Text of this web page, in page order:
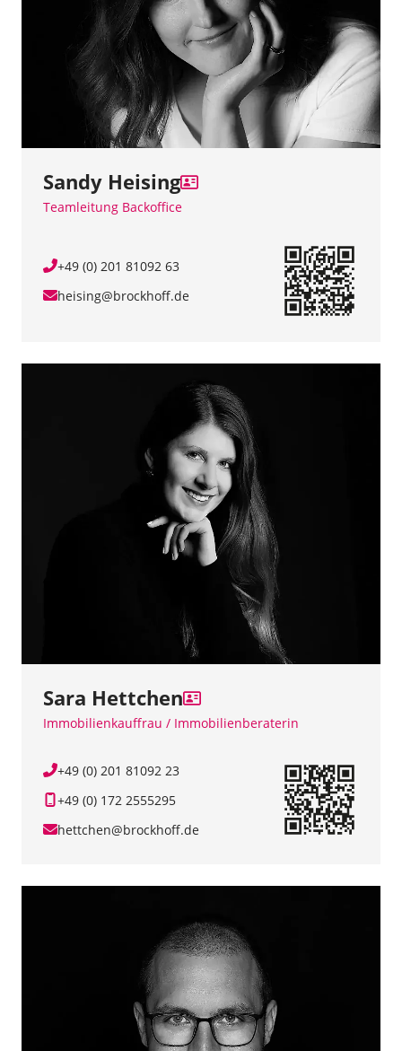
Sandy Heising
Teamleitung Backoffice
+49 (0) 201 81092 63
heising@brockhoff.de
Sara Hettchen
Immobilienkauffrau / Immobilienberaterin
+49 (0) 201 81092 23
+49 (0) 172 2555295
hettchen@brockhoff.de